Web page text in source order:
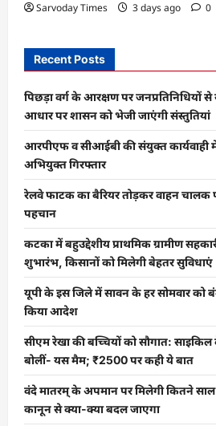
Sarvoday Times 3 days ago 0
Recent Posts
पिछड़ा वर्ग के आरक्षण पर जनप्रतिनिधियों
आधार पर शासन को भेजी जाएंगी संस्तुतियां
आरपीएफ व सीआईबी की संयुक्त
अभियुक्त गिरफ्तार
रेलवे फाटक का बैरियर तोड़कर वाहन
पहचान
कटका में बहुउद्देशीय प्राथमिक ग्रामीण
शुभारंभ, किसानों को मिलेगी बेहतर सुविधाएं
यूपी के इस जिले में सावन के हर सोमवार को
किया आदेश
सीएम रेखा की बच्चियों को सौगात:
बोलीं- यस मैम; ₹2500 पर कही ये बात
वंदे मातरम् के अपमान पर मिलेगी कितने
कानून से क्या-क्या बदल जाएगा